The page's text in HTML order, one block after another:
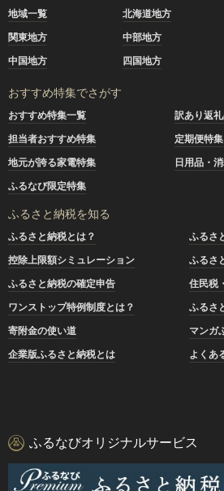
地域一覧 北海道地方
関東地方
中部地方
中国地方
四国地方
おすすめ特集でさがす
おすすめ特集一覧
訳あり返
担当者おすすめ特集
定期便特集
地元が誇る家電特集
日用品・
ふるなび限定特集
ふるさと納税を知る
ふるさと納税とは？
ふるさ
控除上限額シミュレーション
ふるさ
ふるさと納税の確定申告
住民税
ワンストップ特例制度とは？
ふるさ
寄附金の使い道
マンガ
企業版ふるさと納税とは
よくあ
ふるなびオリジナルサービス